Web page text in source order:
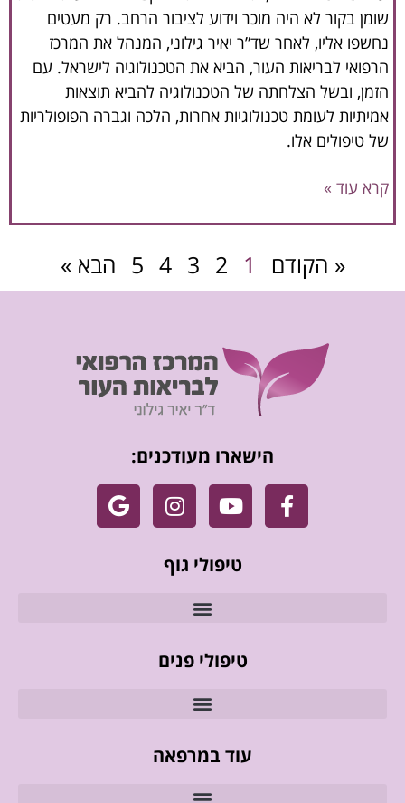
שומן בקור לא היה מוכר וידוע לציבור הרחב. רק מעטים
נחשפו אליו, לאחר שד”ר יאיר גילוני, המנהל את המרכז
הרפואי לבריאות העור, הביא את הטכנולוגיה לישראל. עם
הזמן, ובשל הצלחתה של הטכנולוגיה להביא תוצאות
אמיתיות לעומת טכנולוגיות אחרות, הלכה וגברה הפופולריות
של טיפולים אלו.
קרא עוד »
« הקודם 1
2
3
4
5 הבא »
הישארו מעודכנים:
טיפולי גוף
טיפולי פנים
עוד במרפאה